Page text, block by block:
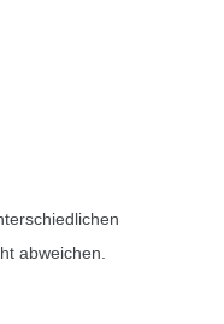
abweichen.